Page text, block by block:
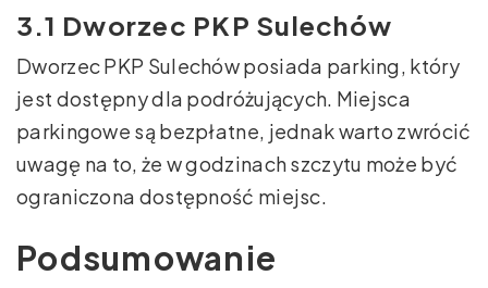
3.1 Dworzec PKP Sulechów
Dworzec PKP Sulechów posiada parking, który
jest dostępny dla podróżujących. Miejsca
parkingowe są bezpłatne, jednak warto zwrócić
uwagę na to, że w godzinach szczytu może być
ograniczona dostępność miejsc.
Podsumowanie